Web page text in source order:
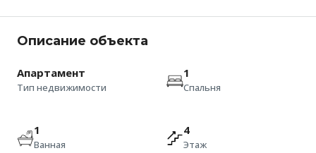
Описание объекта
Апартамент
Тип недвижимости
1
Спальня
1
Ванная
4
Этаж